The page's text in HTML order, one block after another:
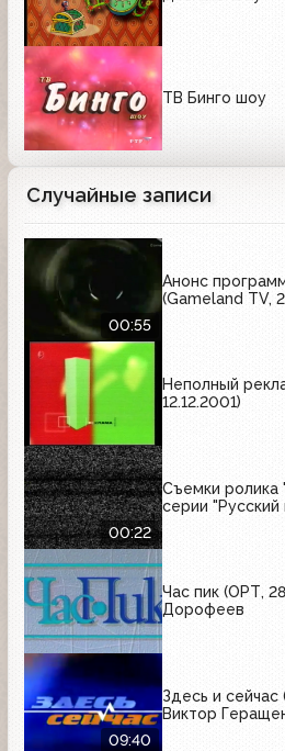
ТВ Бинго шоу
Случайные записи
00:55
Анонс
(Gameland TV,
Неполный
12.12.2001)
00:22
Съемки ролика
серии "Русский
Час пик (ОРТ,
Дорофеев
09:40
Здесь и
Виктор